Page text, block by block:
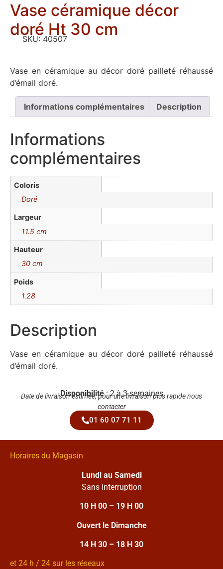
Vase céramique décor
doré Ht 30 cm
SKU: 40507
Vase en céramique au décor doré pailleté réhaussé
d’émail doré.
Informations complémentaires Description
Informations
complémentaires
Coloris
Doré
Largeur
11.5 cm
Hauteur
30 cm
Poids
1.28
Description
Vase en céramique au décor doré pailleté réhaussé
d’émail doré.
Disponibilité: 2 à 3 semaines
Date de livraison estimée, pour une livraison plus rapide nous
contacter
01 60 07 71 11
Horaires du Magasin
Lundi au Samedi
Sans Interruption
10 H 00 – 19 H 00
Ouvert le Dimanche
14 H 30 – 18 H 30
et 24 h / 24 sur les réseaux